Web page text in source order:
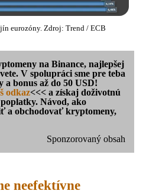
eurozóny. Zdroj: Trend / ECB
na Binance, najlepšej
V spolupráci sme pre teba
bonus až do 50 USD!
odkaz<<< a získaj doživotnú
Návod, ako
a obchodovať kryptomeny,
Sponzorovaný obsah
neefektívne